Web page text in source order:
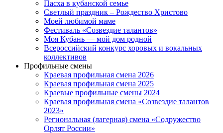
Пасха в кубанской семье
Светлый праздник – Рождество Христово
Моей любимой маме
Фестиваль «Созвездие талантов»
Моя Кубань — мой дом родной
Всероссийский конкурс хоровых и вокальных
коллективов
Профильные смены
Краевая профильная смена 2026
Краевая профильная смена 2025
Краевые профильные смены 2024
Краевая профильная смена «Созвездие талантов
2023»
Региональная (лагерная) смена «Содружество
Орлят России»